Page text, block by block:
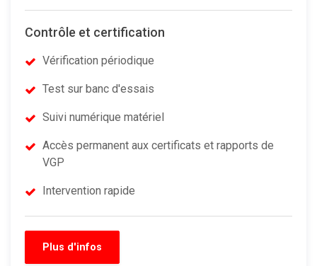
Contrôle et certification
Vérification périodique
Test sur banc d'essais
Suivi numérique matériel
Accès permanent aux certificats et rapports de
VGP
Intervention rapide
Plus d'infos